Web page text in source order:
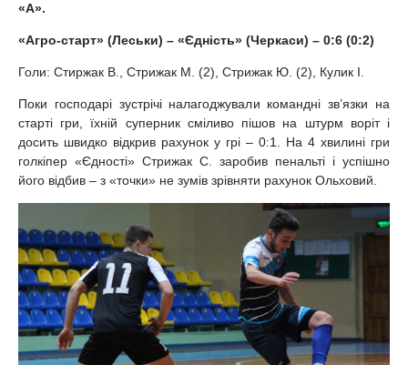
«А».
«Агро-старт» (Леськи) – «Єдність» (Черкаси) – 0:6 (0:2)
Голи: Стиржак В., Стрижак М. (2), Стрижак Ю. (2), Кулик І.
Поки господарі зустрічі налагоджували командні зв’язки на
старті гри, їхній суперник сміливо пішов на штурм воріт і
досить швидко відкрив рахунок у грі – 0:1. На 4 хвилині гри
голкіпер «Єдності» Стрижак С. заробив пенальті і успішно
його відбив – з «точки» не зумів зрівняти рахунок Ольховий.